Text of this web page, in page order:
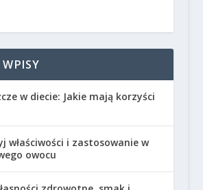
w diecie: Jakie mają korzyści
właściwości i zastosowanie w
owocu